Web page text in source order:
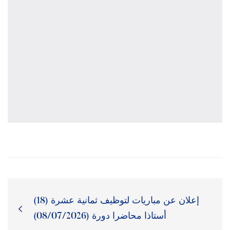
إعلان عن مباريات لتوظيف ثمانية عشرة (18)
أستاذا محاضرا دورة (08/07/2026)